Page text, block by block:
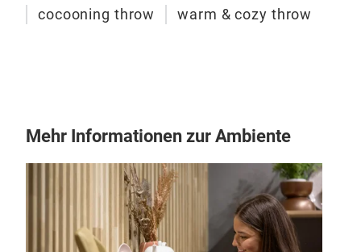
cocooning throw
warm & cozy throw
Mehr Informationen zur Ambiente